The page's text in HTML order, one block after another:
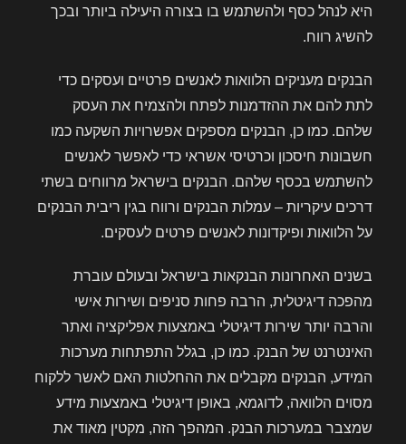
היא לנהל כסף ולהשתמש בו בצורה היעילה ביותר ובכך
להשיג רווח.
הבנקים מעניקים הלוואות לאנשים פרטיים ועסקים כדי
לתת להם את ההזדמנות לפתח ולהצמיח את העסק
שלהם. כמו כן, הבנקים מספקים אפשרויות השקעה כמו
חשבונות חיסכון וכרטיסי אשראי כדי לאפשר לאנשים
להשתמש בכסף שלהם. הבנקים בישראל מרווחים בשתי
דרכים עיקריות – עמלות הבנקים ורווח בגין ריבית הבנקים
על הלוואות ופיקדונות לאנשים פרטים לעסקים.
בשנים האחרונות הבנקאות בישראל ובעולם עוברת
מהפכה דיגיטלית, הרבה פחות סניפים ושירות אישי
והרבה יותר שירות דיגיטלי באמצעות אפליקציה ואתר
האינטרנט של הבנק. כמו כן, בגלל התפתחות מערכות
המידע, הבנקים מקבלים את ההחלטות האם לאשר ללקוח
מסוים הלוואה, לדוגמא, באופן דיגיטלי באמצעות מידע
שמצבר במערכות הבנק. המהפך הזה, מקטין מאוד את